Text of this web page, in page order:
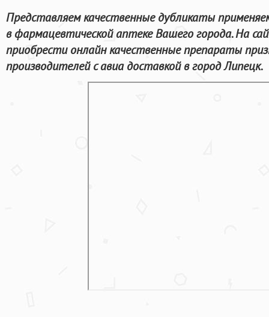
Представляем качественные дубликаты
в фармацевтической аптеке Вашего города. На
приобрести онлайн качественные препараты
производителей с авиа доставкой в город Липецк.